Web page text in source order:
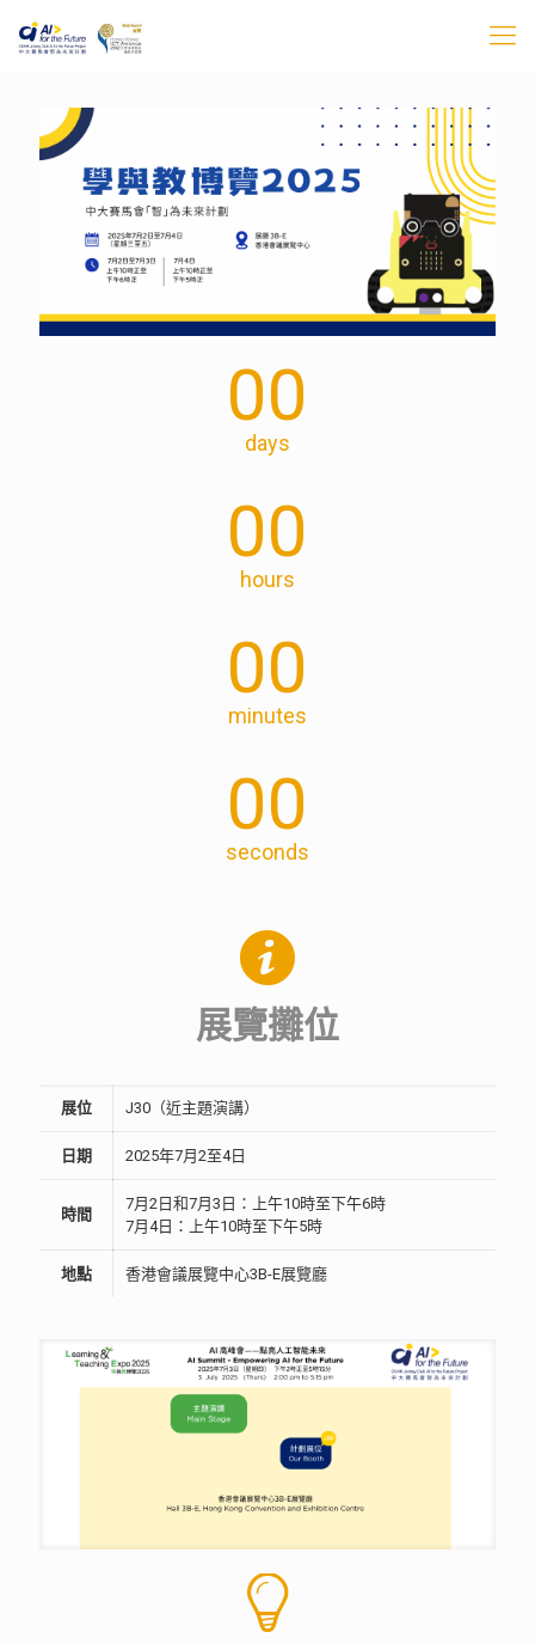
00
days
00
hours
00
minutes
00
seconds
展覽攤位
展位 J30（近主題演講）
日期 2025年7月2至4日
時間
7月2日和7月3日：上午10時至下午6時
7月4日：上午10時至下午5時
地點 香港會議展覽中心3B-E展覽廳